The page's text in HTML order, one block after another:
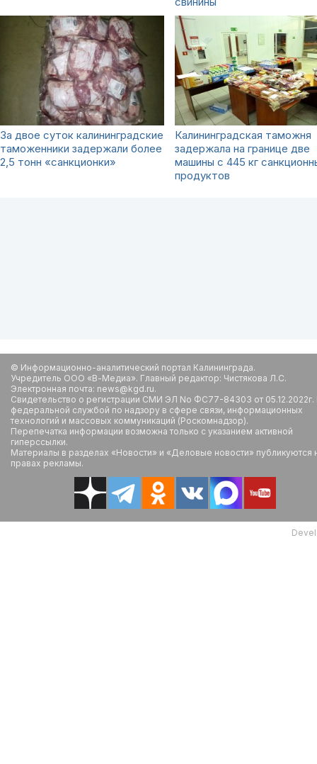
За двое суток калининградские
таможенники задержали более
2,5 тонн «санкционки»
Калининградская таможня
задержала на границе две
машины с 445 кг
продуктов
© Информационно-аналитический портал Калининграда.
Учредитель ООО «В-Медиа». Главный редактор: Чистякова Л.С.
Электронная почта: news@kgd.ru.
Свидетельство о регистрации СМИ ЭЛ No ФС77-84303 от
федеральной службой по надзору в сфере связи, информационных
технологий и массовых коммуникаций (Роскомнадзор).
Перепечатка информации возможна только с указанием активной
гиперссылки.
Материалы в разделах «Новости» и «Деловые новости» публикуются
правах рекламы.